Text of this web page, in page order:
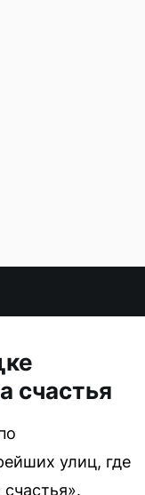
счастья
улиц, где